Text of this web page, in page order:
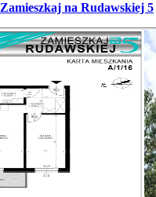
Zamieszkaj na Rudawskiej 5